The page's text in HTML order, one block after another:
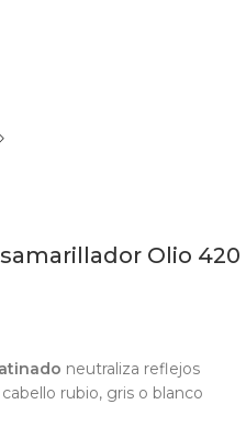
Olio 420
neutraliza reflejos
rubio, gris o blanco